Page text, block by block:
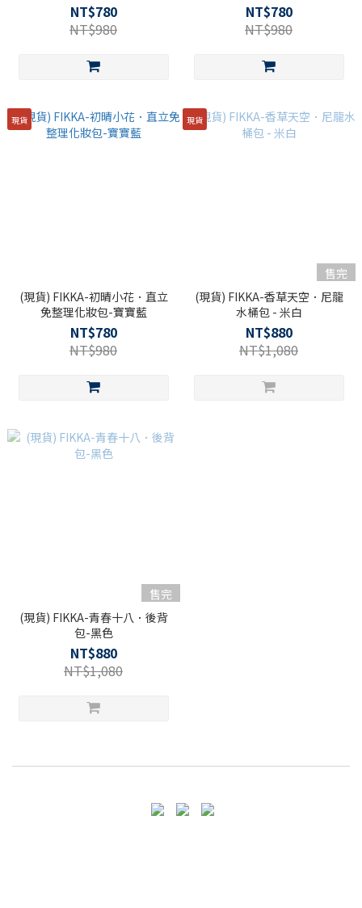
NT$780
NT$980
NT$780
NT$980
現貨
(現貨) FIKKA-初晴小花．直立
免整理化妝包-寶寶藍
NT$780
NT$980
現貨
售完
(現貨) FIKKA-香草天空．尼龍
水桶包 - 米白
NT$880
NT$1,080
售完
(現貨) FIKKA-青春十八．後背
包-黑色
NT$880
NT$1,080